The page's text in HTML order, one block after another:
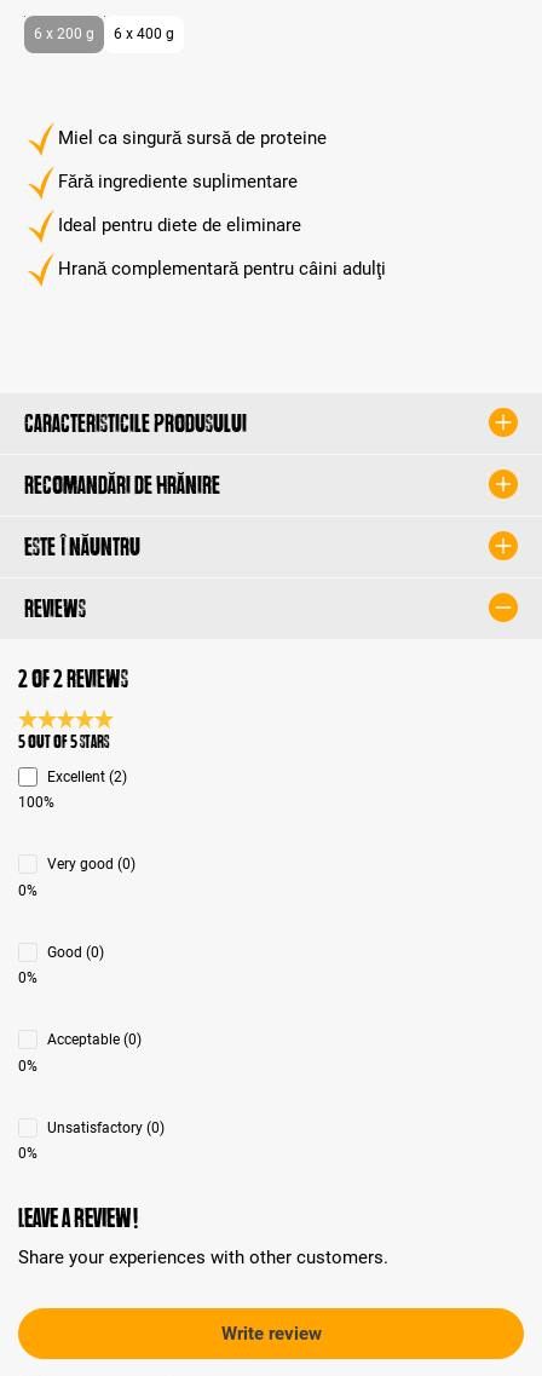
Miel ca singură sursă de proteine
Fără ingrediente suplimentare
Ideal pentru diete de eliminare
Hrană complementară pentru câini adulţi
6 x 200 g 6 x 400 g
Caracteristicile produsului
Recomandări de hrănire
Este înăuntru
Reviews
2 of 2 reviews
Average rating 5 of 5 Stars
5 out of 5 stars
Excellent (2)
100%
Very good (0)
0%
Good (0)
0%
Acceptable (0)
0%
Unsatisfactory (0)
0%
Leave a review!
Share your experiences with other customers.
Write review